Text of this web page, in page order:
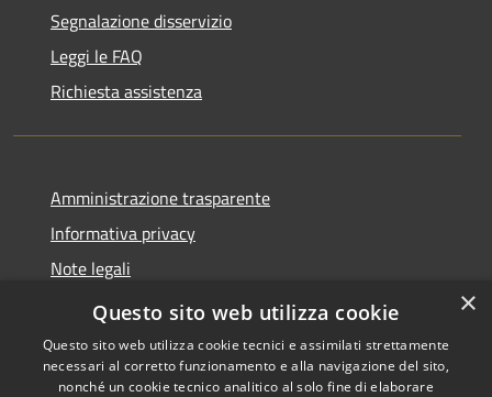
Segnalazione disservizio
Leggi le FAQ
Richiesta assistenza
Amministrazione trasparente
Informativa privacy
Note legali
Dichiarazione di accessibilità
×
Questo sito web utilizza cookie
Questo sito web utilizza cookie tecnici e assimilati strettamente
necessari al corretto funzionamento e alla navigazione del sito,
nonché un cookie tecnico analitico al solo fine di elaborare